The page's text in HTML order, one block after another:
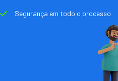
Segurança em todo o processo